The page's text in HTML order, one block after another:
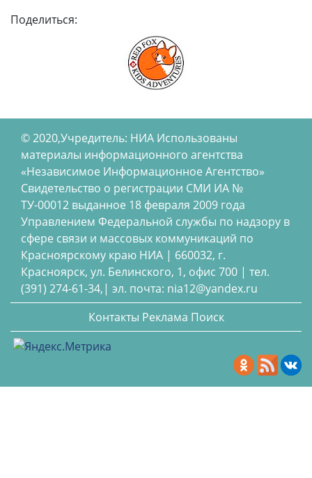
Поделиться:
© 2020,Учредитель: НИА Использованы
материалы информационного агентства
«Независимое Информационное Агентство»
Свидетельство о регистрации СМИ ИА №
ТУ-00012 выданное 18 февраля 2009 года
Управлением Федеральной службы по надзору в
сфере связи и массовых коммуникаций по
Красноярскому краю НИА | 660032, г.
Красноярск, ул. Белинского, 1, офис 700 | тел.
(391) 274-61-34,| эл. почта: nia12@yandex.ru
Контакты Реклама Поиск